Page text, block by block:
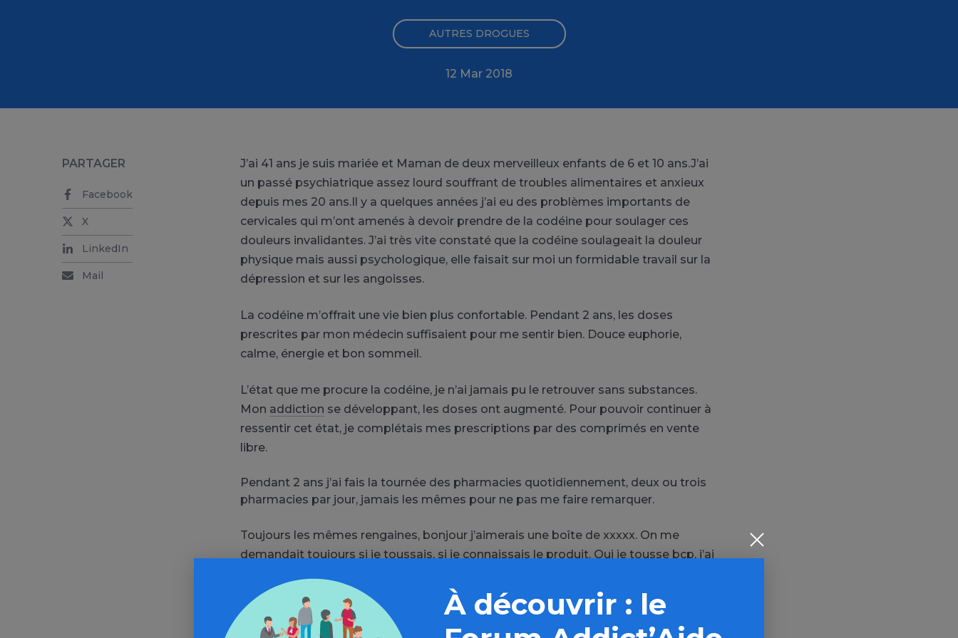
AUTRES DROGUES
12 Mar 2018
J’ai 41 ans je suis mariée et Maman de deux merveilleux enfants de 6 et 10 ans.J’ai
un passé psychiatrique assez lourd souffrant de troubles alimentaires et anxieux
depuis mes 20 ans.Il y a quelques années j’ai eu des problèmes importants de
cervicales qui m’ont amenés à devoir prendre de la codéine pour soulager ces
douleurs invalidantes. J’ai très vite constaté que la codéine soulageait la douleur
physique mais aussi psychologique, elle faisait sur moi un formidable travail sur la
dépression et sur les angoisses.
La codéine m’offrait une vie bien plus confortable. Pendant 2 ans, les doses
prescrites par mon médecin suffisaient pour me sentir bien. Douce euphorie,
calme, énergie et bon sommeil.
L’état que me procure la codéine, je n’ai jamais pu le retrouver sans substances.
Mon addiction se développant, les doses ont augmenté. Pour pouvoir continuer à
ressentir cet état, je complétais mes prescriptions par des comprimés en vente
libre.
Pendant 2 ans j’ai fais la tournée des pharmacies quotidiennement, deux ou trois
pharmacies par jour, jamais les mêmes pour ne pas me faire remarquer.
Toujours les mêmes rengaines, bonjour j’aimerais une boîte de xxxxx. On me
demandait toujours si je toussais, si je connaissais le produit. Oui je tousse bcp, j’ai
PARTAGER
Facebook
X
LinkedIn
Mail
À découvrir : le